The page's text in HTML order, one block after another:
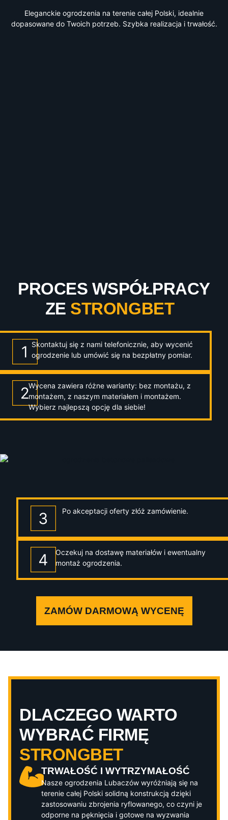
Eleganckie ogrodzenia na terenie całej Polski, idealnie
dopasowane do Twoich potrzeb. Szybka realizacja i trwałość.
PROCES WSPÓŁPRACY
ZE STRONGBET
Skontaktuj się z nami telefonicznie, aby wycenić
ogrodzenie lub umówić się na bezpłatny pomiar.
Wycena zawiera różne warianty: bez montażu, z
montażem, z naszym materiałem i montażem.
Wybierz najlepszą opcję dla siebie!
Po akceptacji oferty złóż zamówienie.
Oczekuj na dostawę materiałów i ewentualny
montaż ogrodzenia.
ZAMÓW DARMOWĄ WYCENĘ
DLACZEGO WARTO
WYBRAĆ FIRMĘ
STRONGBET
TRWAŁOŚĆ I WYTRZYMAŁOŚĆ
Nasze ogrodzenia Lubaczów wyróżniają się na
terenie całej Polski solidną konstrukcją dzięki
zastosowaniu zbrojenia ryflowanego, co czyni je
odporne na pęknięcia i gotowe na wyzwania